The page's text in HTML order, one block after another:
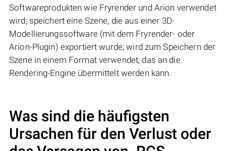
Softwareprodukten wie Fryrender und Arion verwendet
wird; speichert eine Szene, die aus einer 3D-
Modellierungssoftware (mit dem Fryrender- oder
Arion-Plugin) exportiert wurde; wird zum Speichern der
Szene in einem Format verwendet, das an die
Rendering-Engine übermittelt werden kann.
Was sind die häufigsten
Ursachen für den Verlust oder